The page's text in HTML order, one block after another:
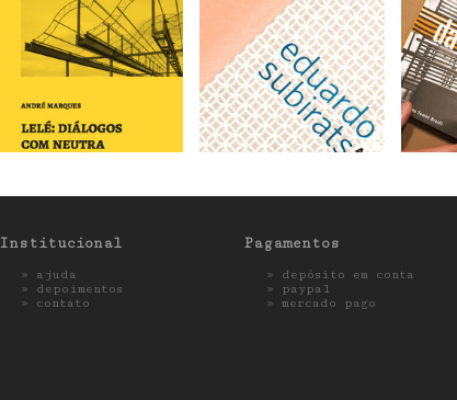
Institucional
» ajuda
» depoimentos
» contato
Pagamentos
» depósito em conta
» paypal
» mercado pago